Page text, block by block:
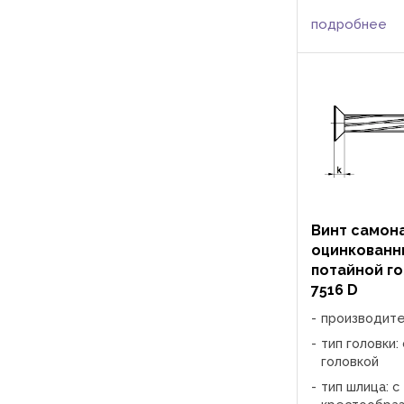
относительно
помощи ...
подробнее
Винт
потайной
7516 D
тип
головкой
тип шлица: с